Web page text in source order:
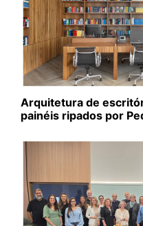
Arquitetura de
painéis ripados por